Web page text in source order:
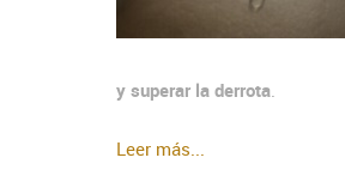
y superar la derrota.
Leer más...